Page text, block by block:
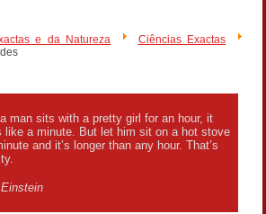
e da Natureza
Ciências Exactas
man sits with a pretty girl for an hour, it
like a minute. But let him sit on a hot stove
and it’s longer than any hour. That’s